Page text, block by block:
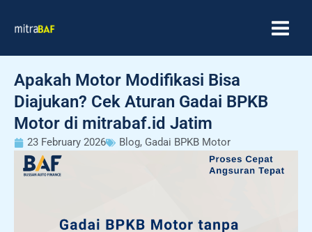
Apakah Motor Modifikasi Bisa
Diajukan? Cek Aturan Gadai BPKB
Motor di mitrabaf.id Jatim
23 February 2026 Blog, Gadai BPKB Motor